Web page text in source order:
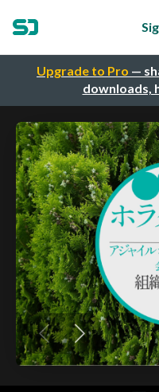
Upgrade to Pro —
downloads,